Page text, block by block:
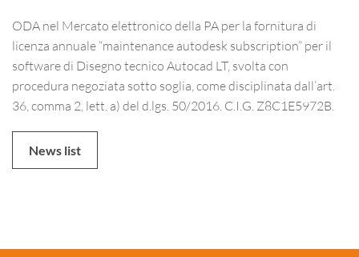
ODA nel Mercato elettronico della PA per la fornitura di
licenza annuale “maintenance autodesk subscription” per il
software di Disegno tecnico Autocad LT, svolta con
procedura negoziata sotto soglia, come disciplinata dall’art.
36, comma 2, lett. a) del d.lgs. 50/2016. C.I.G. Z8C1E5972B.
News list